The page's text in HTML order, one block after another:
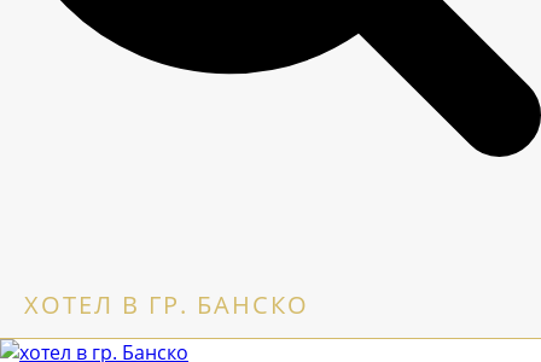
ХОТЕЛ В ГР. БАНСКО